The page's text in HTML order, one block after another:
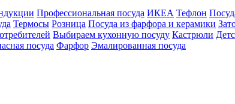
Профессиональная посуда ИКЕА Тефлон
Термосы Розница Посуда из фарфора и керамики
Выбираем кухонную посуду Кастрюли
посуда Фарфор Эмалированная посуда